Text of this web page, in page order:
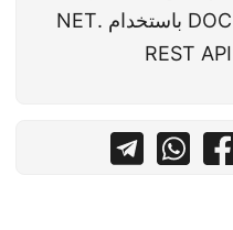
DOC باستخدام .NET
REST API